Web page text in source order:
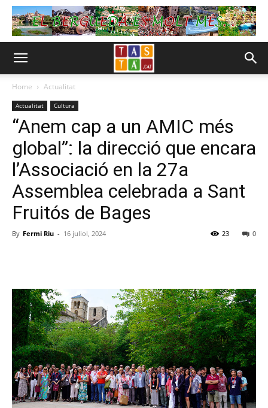
Home Actualitat
Actualitat Cultura
“Anem cap a un AMIC més
global”: la direcció que encara
l’Associació en la 27a
Assemblea celebrada a Sant
Fruitós de Bages
By Fermi Riu - 16 juliol, 2024 0
23